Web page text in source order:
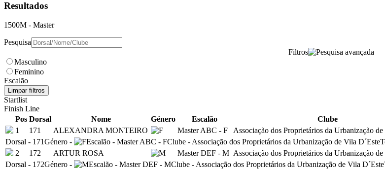
Resultados
1500M - Master
Pesquisa
Filtros
Masculino
Feminino
Escalão
Limpar filtros
Startlist
Finish Line
Pos Dorsal Nome Género Escalão Clube
1
171 ALEXANDRA MONTEIRO Master ABC - F Associação dos Proprietários da Urbanização
Dorsal - 171Género - Escalão - Master ABC - FClube - Associação dos Proprietários da Urbanização de Vila D´Este
2
172 ARTUR ROSA Master DEF - M Associação dos Proprietários da Urbanização
Dorsal - 172Género - Escalão - Master DEF - MClube - Associação dos Proprietários da Urbanização de Vila D´Este